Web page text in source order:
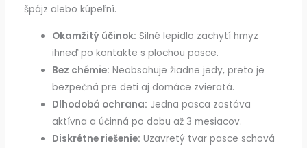
špájz alebo kúpeľní.
Okamžitý účinok: Silné lepidlo zachytí hmyz
ihneď po kontakte s plochou pasce.
Bez chémie: Neobsahuje žiadne jedy, preto je
bezpečná pre deti aj domáce zvieratá.
Dlhodobá ochrana: Jedna pasca zostáva
aktívna a účinná po dobu až 3 mesiacov.
Diskrétne riešenie: Uzavretý tvar pasce schová